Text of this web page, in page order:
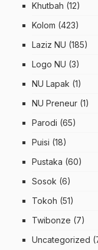
Khutbah (12)
Kolom (423)
Laziz NU (185)
Logo NU (3)
NU Lapak (1)
NU Preneur (1)
Parodi (65)
Puisi (18)
Pustaka (60)
Sosok (6)
Tokoh (51)
Twibonze (7)
Uncategorized